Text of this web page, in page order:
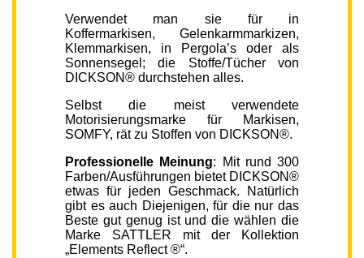
Verwendet man sie für in
Koffermarkisen, Gelenkarmmarkizen,
Klemmarkisen, in Pergola’s oder als
Sonnensegel; die Stoffe/Tücher von
DICKSON® durchstehen alles.
Selbst die meist verwendete
Motorisierungsmarke für Markisen,
SOMFY, rät zu Stoffen von DICKSON®.
Professionelle Meinung: Mit rund 300
Farben/Ausführungen bietet DICKSON®
etwas für jeden Geschmack. Natürlich
gibt es auch Diejenigen, für die nur das
Beste gut genug ist und die wählen die
Marke SATTLER mit der Kollektion
„Elements Reflect ®“.